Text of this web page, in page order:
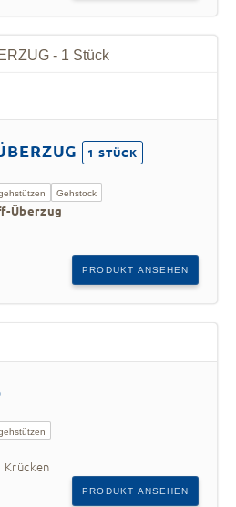
1 STÜCK
Gehstock
Überzug
PRODUKT ANSEHEN
PRODUKT ANSEHEN